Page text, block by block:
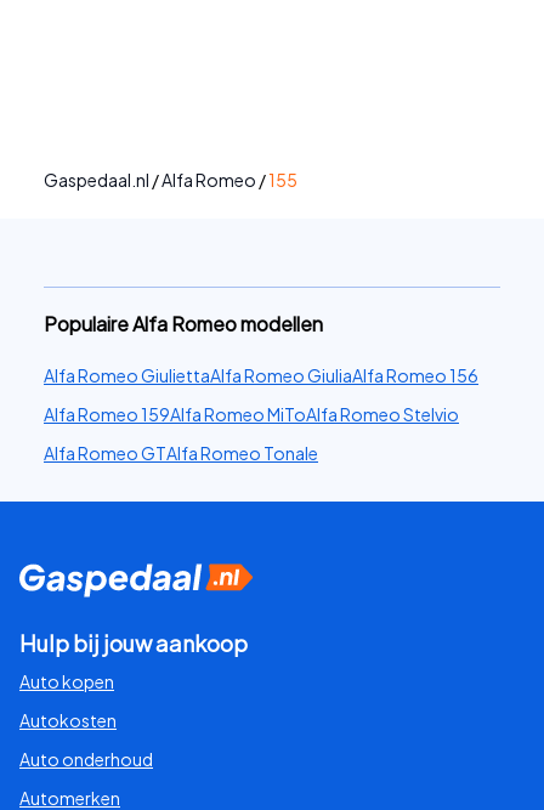
Gaspedaal.nl /Alfa Romeo /155
Populaire Alfa Romeo modellen
Alfa Romeo GiuliettaAlfa Romeo GiuliaAlfa Romeo 156
Alfa Romeo 159Alfa Romeo MiToAlfa Romeo Stelvio
Alfa Romeo GTAlfa Romeo Tonale
Hulp bij jouw aankoop
Auto kopen
Autokosten
Auto onderhoud
Automerken